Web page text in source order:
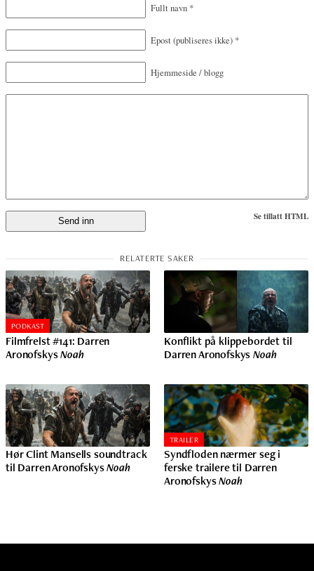
Fullt navn *
Epost(publiseres ikke) *
Hjemmeside / blogg
Se tillatt HTML
PODKAST
Filmfrelst #141: Darren
AronofskysNoah
Konflikt på klippebordet til
Darren AronofskysNoah
Hør Clint Mansells soundtrack
til Darren AronofskysNoah
TRAILER
Syndfloden nærmer seg i
ferske trailere til Darren
AronofskysNoah